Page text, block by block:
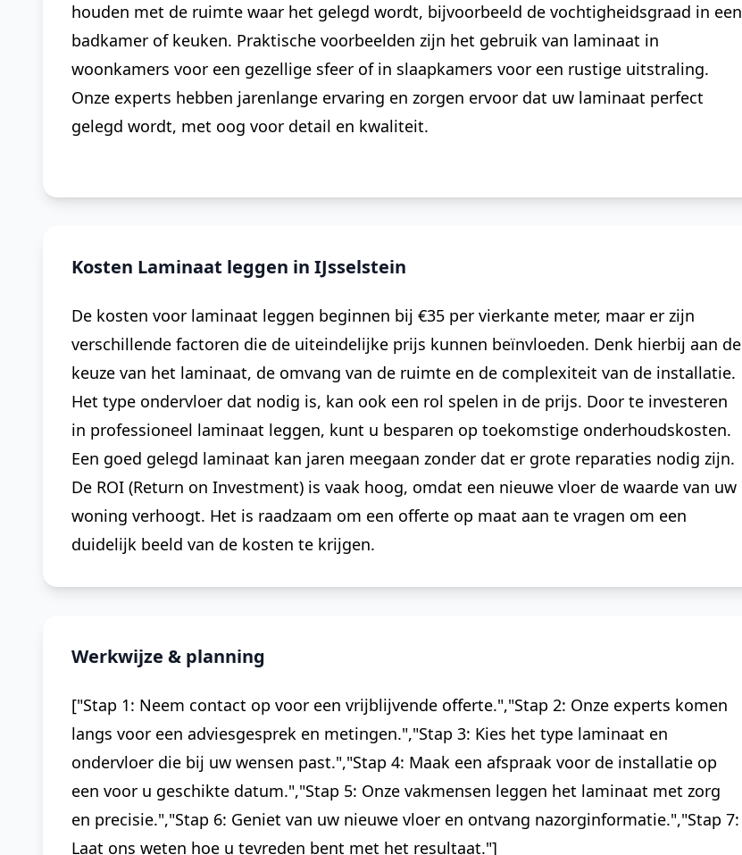
houden met de ruimte waar het gelegd wordt, bijvoorbeeld de vochtigheidsgraad in een
badkamer of keuken. Praktische voorbeelden zijn het gebruik van laminaat in
woonkamers voor een gezellige sfeer of in slaapkamers voor een rustige uitstraling.
Onze experts hebben jarenlange ervaring en zorgen ervoor dat uw laminaat perfect
gelegd wordt, met oog voor detail en kwaliteit.
Kosten Laminaat leggen in IJsselstein
De kosten voor laminaat leggen beginnen bij €35 per vierkante meter, maar er zijn
verschillende factoren die de uiteindelijke prijs kunnen beïnvloeden. Denk hierbij aan de
keuze van het laminaat, de omvang van de ruimte en de complexiteit van de installatie.
Het type ondervloer dat nodig is, kan ook een rol spelen in de prijs. Door te investeren
in professioneel laminaat leggen, kunt u besparen op toekomstige onderhoudskosten.
Een goed gelegd laminaat kan jaren meegaan zonder dat er grote reparaties nodig zijn.
De ROI (Return on Investment) is vaak hoog, omdat een nieuwe vloer de waarde van uw
woning verhoogt. Het is raadzaam om een offerte op maat aan te vragen om een
duidelijk beeld van de kosten te krijgen.
Werkwijze & planning
["Stap 1: Neem contact op voor een vrijblijvende offerte.","Stap 2: Onze experts komen
langs voor een adviesgesprek en metingen.","Stap 3: Kies het type laminaat en
ondervloer die bij uw wensen past.","Stap 4: Maak een afspraak voor de installatie op
een voor u geschikte datum.","Stap 5: Onze vakmensen leggen het laminaat met zorg
en precisie.","Stap 6: Geniet van uw nieuwe vloer en ontvang nazorginformatie.","Stap 7:
Laat ons weten hoe u tevreden bent met het resultaat."]